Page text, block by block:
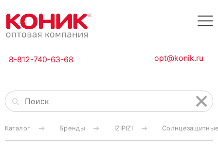
8-812-740-63-68 opt@konik.ru
Каталог Бренды IZIPIZI